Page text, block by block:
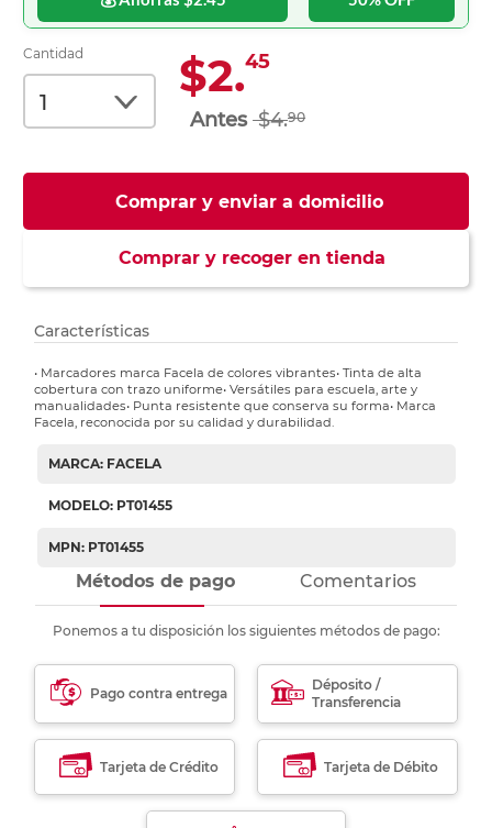
Cantidad $2.45
$4.90
Comprar y enviar a domicilio
Comprar y recoger en tienda
Características
• Marcadores marca Facela de colores vibrantes• Tinta de alta
cobertura con trazo uniforme• Versátiles para escuela, arte y
manualidades• Punta resistente que conserva su forma• Marca
Facela, reconocida por su calidad y durabilidad.
MARCA: FACELA
MODELO: PT01455
MPN: PT01455
Métodos de pago Comentarios
Ponemos a tu disposición los siguientes métodos de pago:
Pago contra entrega
Déposito /
Transferencia
Tarjeta de Crédito Tarjeta de Débito